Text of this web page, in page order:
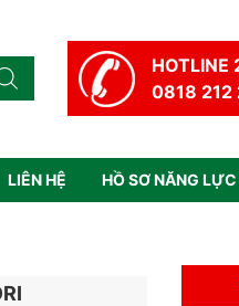
HOTLINE
0818 212
LIÊN HỆ HỒ SƠ NĂNG LỰC